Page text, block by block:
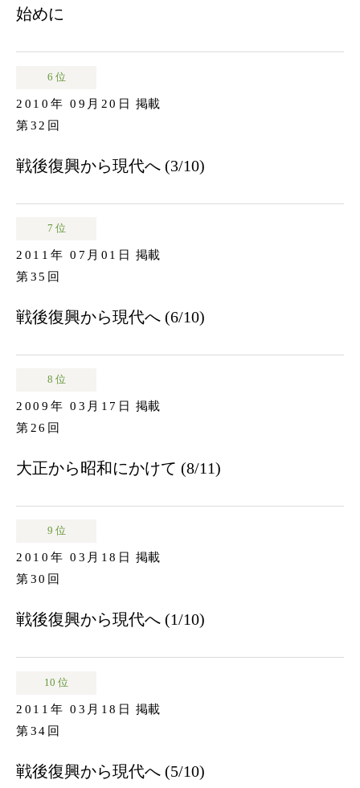
始めに
6 位
2010年 09月20日 掲載
第32回
戦後復興から現代へ (3/10)
7 位
2011年 07月01日
掲載
第35回
戦後復興から現代へ (6/10)
8 位
2009年 03月17日
掲載
第26回
大正から昭和にかけて (8/11)
9 位
2010年 03月18日
掲載
第30回
戦後復興から現代へ (1/10)
10 位
2011年 03月18日
掲載
第34回
戦後復興から現代へ (5/10)